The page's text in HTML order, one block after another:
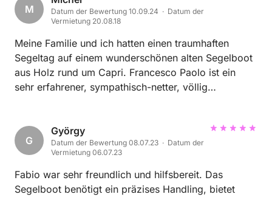
M
Datum der Bewertung 10.09.24 · Datum der
Vermietung 20.08.18
Meine Familie und ich hatten einen traumhaften
Segeltag auf einem wunderschönen alten Segelboot
aus Holz rund um Capri. Francesco Paolo ist ein
sehr erfahrener, sympathisch-netter, völlig
und eingespieltes Team bildet. Beide haben uns
pünktlich auf Capri zu einem Tagestörn abgeholt und
wir sind - bei tollen Wetterverhältnissen - ca. 7
Stunden rund um Capri und im Golf von Neapel
gesegelt. Mittags gab es eine ausführliche
G
György
Datum der Bewertung 08.07.23 · Datum der
Vermietung 06.07.23
Fabio war sehr freundlich und hilfsbereit. Das
Segelboot benötigt ein präzises Handling, bietet